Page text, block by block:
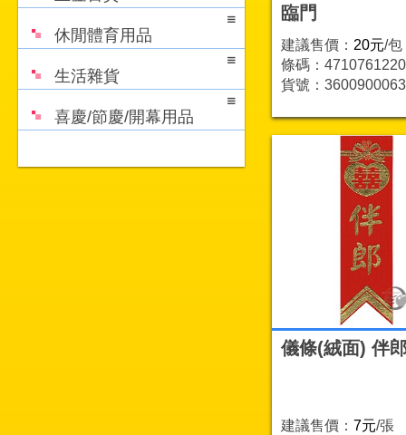
休閒體育用品
生活雜貨
喜慶/節慶/開幕用品
臨門
建議售價： 20元/包
條碼：
貨號：3600900063
儀條(絨面) 伴
建議售價： 7元/張